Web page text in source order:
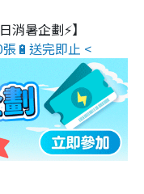
消暑企劃⚡】
🔋送完即止 <